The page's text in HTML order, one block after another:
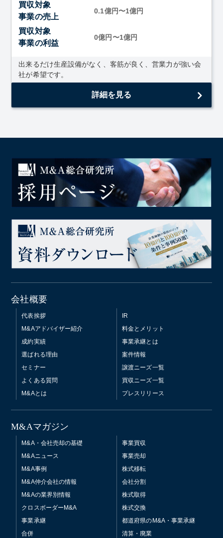
買収対象
事業の売上
0.1億円〜1億円
買収対象
事業の利益
0億円〜1億円
出来るだけ生産設備がなく、客筋が良く、営業力が強い会
社が希望です。
詳細を見る
会社概要
代表挨拶
M&Aアドバイザー紹介
成約実績
選ばれる理由
セミナー
よくある質問
M&Aとは
IR
料金とメリット
事業承継とは
案件情報
譲渡ニーズ一覧
買収ニーズ一覧
プレスリリース
M&Aマガジン
M&A・会社売却の基礎
M&Aニュース
M&A事例
M&A仲介会社の情報
M&Aの業界別情報
クロスボーダーM&A
事業承継
合併
事業買収
事業売却
株式移転
会社分割
株式取得
株式交換
都道府県のM&A・事業承継
清算・廃業